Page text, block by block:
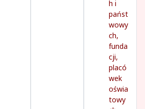
h i
państ
wowy
ch,
funda
cji,
placó
wek
oświa
towy